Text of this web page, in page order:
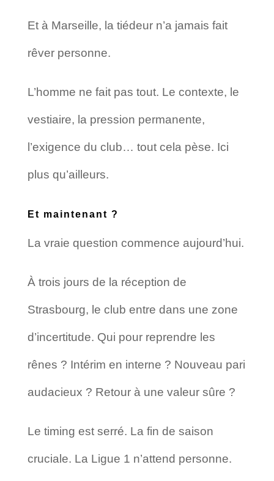
Et à Marseille, la tiédeur n’a jamais fait
rêver personne.
L’homme ne fait pas tout. Le contexte, le
vestiaire, la pression permanente,
l’exigence du club… tout cela pèse. Ici
plus qu’ailleurs.
Et maintenant ?
La vraie question commence aujourd’hui.
À trois jours de la réception de
Strasbourg, le club entre dans une zone
d’incertitude. Qui pour reprendre les
rênes ? Intérim en interne ? Nouveau pari
audacieux ? Retour à une valeur sûre ?
Le timing est serré. La fin de saison
cruciale. La Ligue 1 n’attend personne.